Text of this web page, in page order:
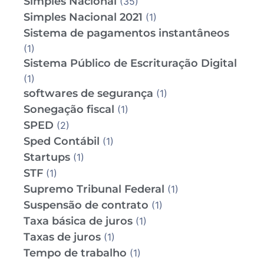
Simples Nacional 2021 (1)
Sistema de pagamentos instantâneos
(1)
Sistema Público de Escrituração Digital
(1)
softwares de segurança (1)
Sonegação fiscal (1)
SPED (2)
Sped Contábil (1)
Startups (1)
STF (1)
Supremo Tribunal Federal (1)
Suspensão de contrato (1)
Taxa básica de juros (1)
Taxas de juros (1)
Tempo de trabalho (1)